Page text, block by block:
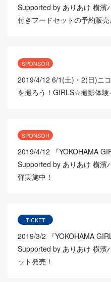
Supported by ありあけ 横濱
付きフードセットの予約販売
SPONSOR
2019/4/12 6/1(土)・2(日)ニ
を撮ろう！GIRLS☆撮影体験
SPONSOR
2019/4/12
『YOKOHAMA
Supported by ありあけ 横濱
弾実施中！
TICKET
2019/3/2
『YOKOHAMA
Supported by ありあけ 横濱
ット発売！